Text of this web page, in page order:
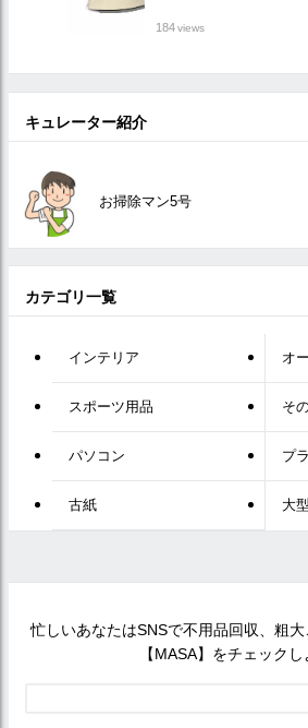
184views
キュレーター紹介
お掃除マン5号
カテゴリ一覧
インテリア オ
スポーツ用品 そ
パソコン プ
古紙 大
忙しいあなたはSNSで不用品回収、粗
【MASA】をチェックし